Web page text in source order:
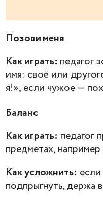
Позови меня
Как играть: педагог
имя: своё или
я!», если чужое —
Баланс
Как играть: педагог
предметах,
Как усложнить:
подпрыгнуть, держа